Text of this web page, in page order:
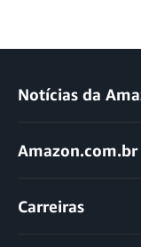
Notícias da
Amazon.com.br
Carreiras